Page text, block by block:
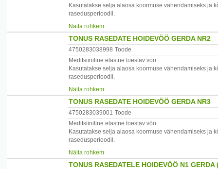
Kasutatakse selja alaosa koormuse vähendamiseks ja
rasedusperioodil.
Värv:valge,beez.
Koostis:lateks 42%,polüester 39%,puuvill 19%
Suurus 1 puusaümbermõõt 68-80 cm
Tootja:Läti
Maaletooja:Paira AS,Pae 8,Tallinn ,tel.6002447,e-post
Näita rohkem
TONUS RASEDATE HOIDEVÖÖ GERDA NR2
4750283038998 Toode
Meditsiiniline elastne toestav vöö.
Kasutatakse selja alaosa koormuse vähendamiseks ja
rasedusperioodil.
Värv:valge,beez.
Koostis:lateks 42%,polüester 39%,puuvill 19%
Suurus 2 puusaümbermõõt 80-100 cm
Tootja:Läti
Maaletooja:Paira AS,Pae 8,Tallinn ,tel.6002447,e-post
Näita rohkem
TONUS RASEDATE HOIDEVÖÖ GERDA NR3
4750283039001 Toode
Meditsiiniline elastne toestav vöö.
Kasutatakse selja alaosa koormuse vähendamiseks ja
rasedusperioodil.
Värv:valge,beez.
Näita rohkem
TONUS RASEDATELE HOIDEVÖÖ N1 GERDA